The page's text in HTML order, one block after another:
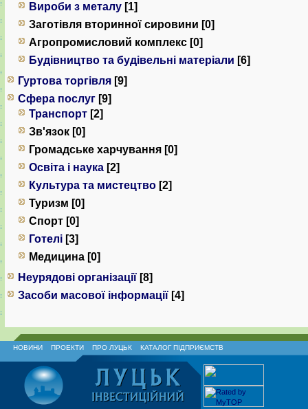
Вироби з металу [1]
Заготівля вторинної сировини [0]
Агропромисловий комплекс [0]
Будівництво та будівельні матеріали [6]
Гуртова торгівля [9]
Сфера послуг [9]
Транспорт [2]
Зв'язок [0]
Громадське харчування [0]
Освіта і наука [2]
Культура та мистецтво [2]
Туризм [0]
Спорт [0]
Готелі [3]
Медицина [0]
Неурядові організації [8]
Засоби масової інформації [4]
НОВИНИ ПРОЕКТИ ПРО ЛУЦЬК КАТАЛОГ ПІДПРИЄМСТВ